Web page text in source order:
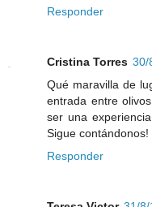
Responder
Cristina Torres 30/
Qué maravilla de
entrada entre
ser una
Sigue contándonos!
Responder